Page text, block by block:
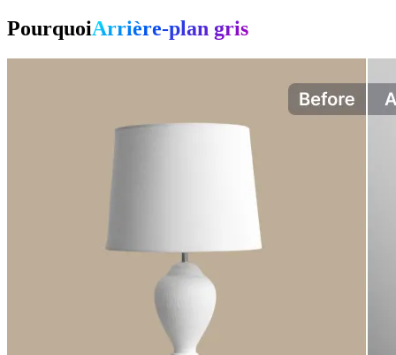
PourquoiArrière-plan gris